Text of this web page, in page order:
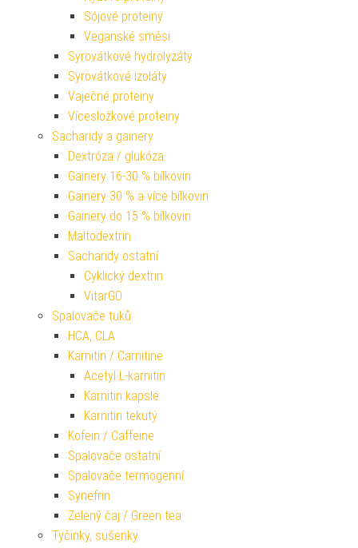
Sójové proteiny
Veganské směsi
Syrovátkové hydrolyzáty
Syrovátkové izoláty
Vaječné proteiny
Vícesložkové proteiny
Sacharidy a gainery
Dextróza / glukóza
Gainery 16-30 % bílkovin
Gainery 30 % a více bílkovin
Gainery do 15 % bílkovin
Maltodextrin
Sacharidy ostatní
Cyklický dextrin
VitarGO
Spalovače tuků
HCA, CLA
Karnitin / Carnitine
Acetyl L-karnitin
Karnitin kapsle
Karnitin tekutý
Kofein / Caffeine
Spalovače ostatní
Spalovače termogenní
Synefrin
Zelený čaj / Green tea
Tyčinky, sušenky